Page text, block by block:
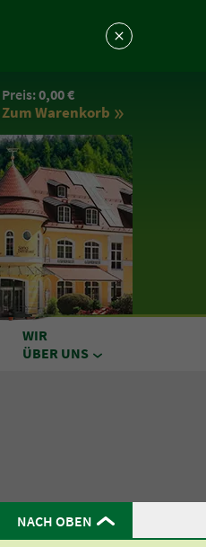
Preis:0,00 €
Zum Warenkorb
WIR
ÜBER UNS
NACH OBEN